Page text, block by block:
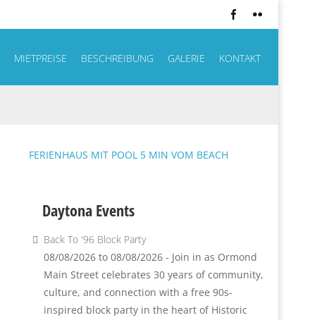
MIETPREISE BESCHREIBUNG GALERIE KONTAKT
FERIENHAUS MIT POOL 5 MIN VOM BEACH
Daytona Events
Back To '96 Block Party
08/08/2026 to 08/08/2026 - Join in as Ormond
Main Street celebrates 30 years of community,
culture, and connection with a free 90s-
inspired block party in the heart of Historic